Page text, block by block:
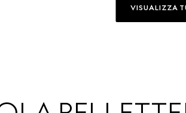
VISUALIZZA